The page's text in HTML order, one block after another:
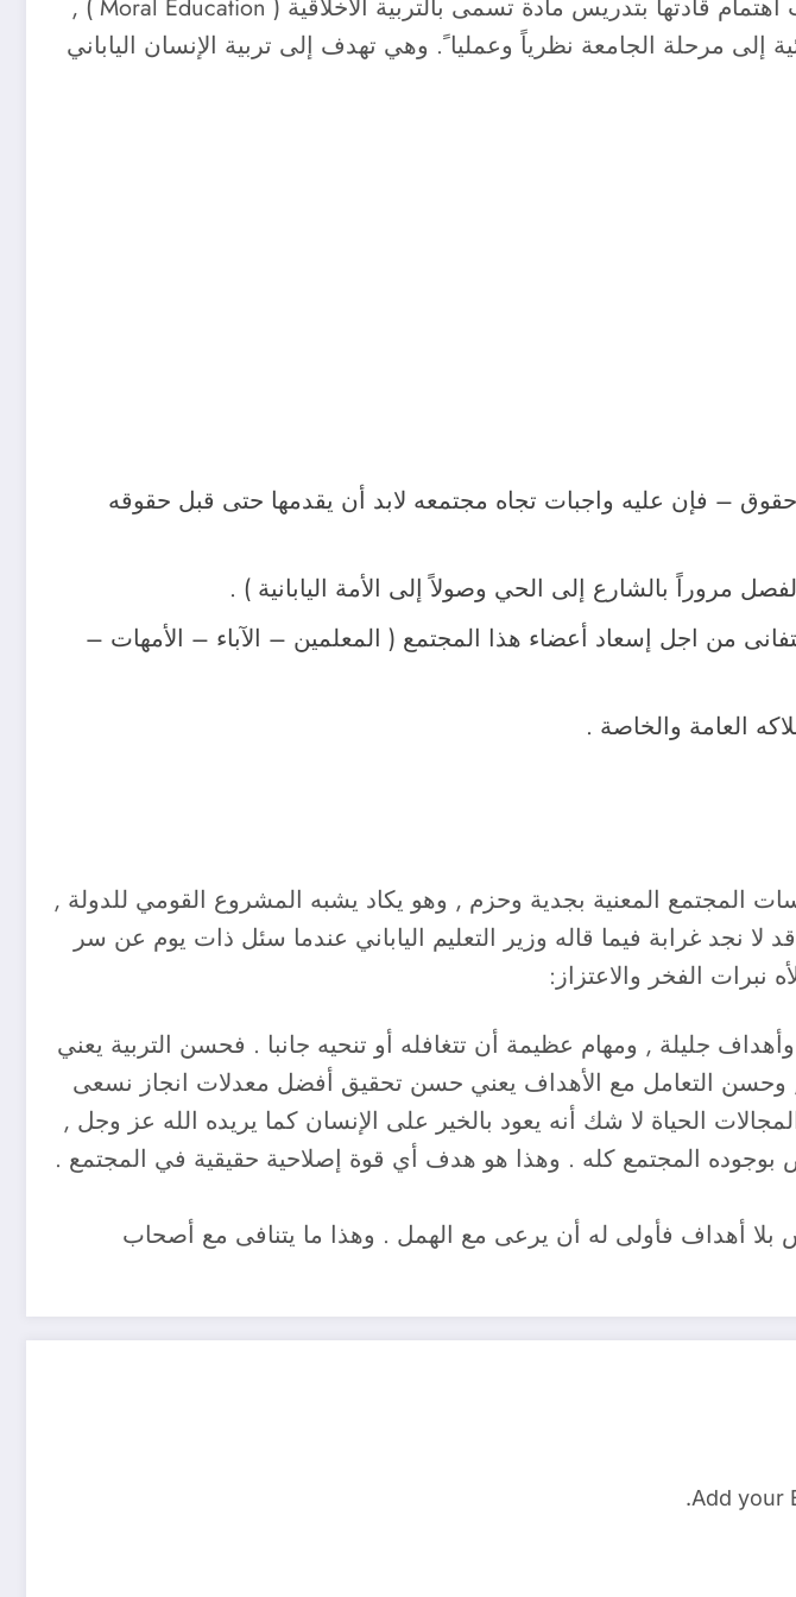
لقد وصلت اليابان إلى هذا المستوى الرفيع من التقدم والرقي والازدهار بسبب اهتمام قادتها بتدريس مادة تسمى بالتربية الأخلاقية ( Moral Education ) ,
إلى مرحلة الجامعة نظرياً وعمليا ً. وهي تهدف إلى تربية الإنسان الياباني
– فإن عليه واجبات تجاه مجتمعه لابد أن يقدمها حتى قبل حقوقه
مروراً بالشارع إلى الحي وصولاً إلى الأمة اليابانية ) .
من اجل إسعاد أعضاء هذا المجتمع ( المعلمين – الآباء – الأمهات –
العامة والخاصة .
المجتمع المعنية بجدية وحزم , وهو يكاد يشبه المشروع القومي للدولة ,
لا نجد غرابة فيما قاله وزير التعليم الياباني عندما سئل ذات يوم عن سر
نبرات الفخر والاعتزاز:
جليلة , ومهام عظيمة أن تتغافله أو تنحيه جانبا . فحسن التربية يعني
التعامل مع الأهداف يعني حسن تحقيق أفضل معدلات انجاز نسعى
الحياة لا شك أنه يعود بالخير على الإنسان كما يريده الله عز وجل ,
بوجوده المجتمع كله . وهذا هو هدف أي قوة إصلاحية حقيقية في المجتمع .
بلا أهداف فأولى له أن يرعى مع الهمل . وهذا ما يتنافى مع أصحاب
Add your